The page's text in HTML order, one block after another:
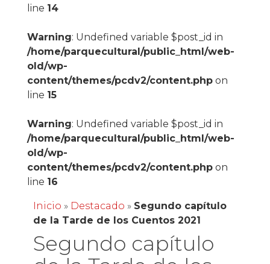
line 14
Warning: Undefined variable $post_id in
/home/parquecultural/public_html/web-
old/wp-
content/themes/pcdv2/content.phpon
line 15
Warning: Undefined variable $post_id in
/home/parquecultural/public_html/web-
old/wp-
content/themes/pcdv2/content.phpon
line 16
Inicio » Destacado » Segundo capítulo
de la Tarde de los Cuentos 2021
Segundo capítulo